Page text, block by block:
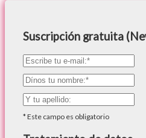
Suscripción gratuita
*Este campo es obligatorio